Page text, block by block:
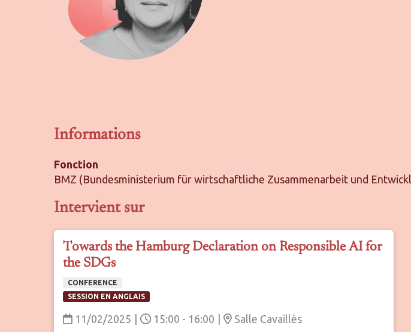
Informations
Fonction
BMZ (Bundesministerium für wirtschaftliche Zusammenarbeit und
Intervient sur
Towards the Hamburg Declaration on Responsible AI for
the SDGs
CONFERENCE
SESSION EN ANGLAIS
11/02/2025 15:00 - 16:00 Salle Cavaillès